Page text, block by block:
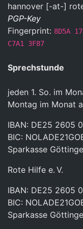
hannover [-at-]
PGP-Key
Fingerprint: 8D5A
C7A1 3F87
Sprechstunde
jeden 1. So. im
Montag im Monat
IBAN: DE25 2605
BIC:
Sparkasse
Rote Hilfe e. V.
IBAN: DE25 2605
BIC:
Sparkasse